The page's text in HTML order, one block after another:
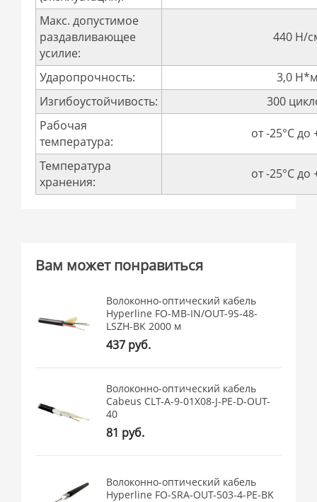
Макс. допустимое
раздавливающее
усилие:
440 Н/
Ударопрочность:
3,0
Изгибоустойчивость:
300
Рабочая
температура:
от -25°C до
Температура
хранения:
от -25°C до
Вам может понравиться
Волоконно-оптический кабель
Hyperline FO-MB-IN/OUT-9S-48-
LSZH-BK 2000 м
437 руб.
Волоконно-оптический кабель
Cabeus CLT-A-9-01X08-J-PE-D-OUT-
40
81 руб.
Волоконно-оптический кабель
Hyperline FO-SRA-OUT-503-4-PE-BK